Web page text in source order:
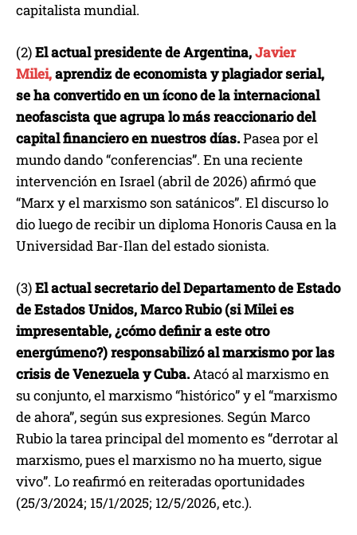
capitalista mundial.
(2)El actual presidente de Argentina,Javier
Milei,aprendiz de economista y plagiador serial,
se ha convertido en un ícono de la internacional
neofascista que agrupa lo más reaccionario del
capital financiero en nuestros días.Pasea por el
mundo dando “conferencias”. En una reciente
intervención en Israel (abril de 2026) afirmó que
“Marx y el marxismo son satánicos”. El discurso lo
dio luego de recibir un diploma Honoris Causa en la
Universidad Bar-Ilan del estado sionista.
(3)El actual secretario del Departamento de Estado
de Estados Unidos, Marco Rubio (si Milei es
impresentable, ¿cómo definir a este otro
energúmeno?) responsabilizó al marxismo por las
crisis de Venezuela y Cuba.Atacó al marxismo en
su conjunto, el marxismo “histórico” y el “marxismo
de ahora”, según sus expresiones. Según Marco
Rubio la tarea principal del momento es “derrotar al
marxismo, pues el marxismo no ha muerto, sigue
vivo”. Lo reafirmó en reiteradas oportunidades
(25/3/2024; 15/1/2025; 12/5/2026, etc.).